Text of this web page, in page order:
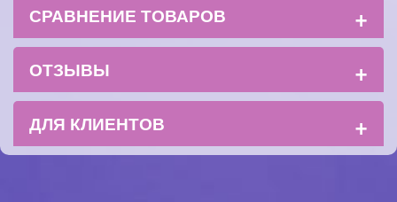
СРАВНЕНИЕ ТОВАРОВ +
ОТЗЫВЫ +
ДЛЯ КЛИЕНТОВ +